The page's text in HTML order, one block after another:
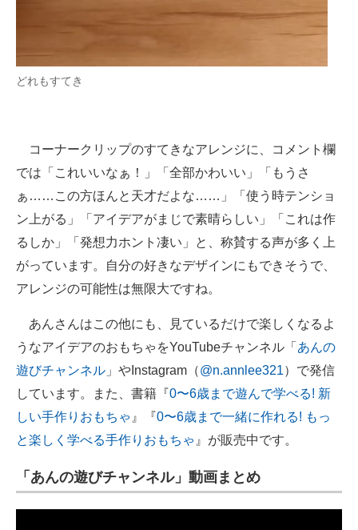
どれもすてき
コーナークリップのすてきなアレンジに、コメント欄
では「これいいなぁ！」「全部かわいい」「もうさ
ぁ……この方ほんと天才だよな……」「使う時テンショ
ン上がる」「アイデアがまじで素晴らしい」「これは作
るしか」「発想力ホント凄い」と、称賛する声が多く上
がっています。自分の好きなデザインにもできそうで、
アレンジの可能性は無限大ですね。
あんさんはこの他にも、見ているだけで楽しくなるよ
うなアイデアのおもちゃをYouTubeチャンネル「 あんの
遊びチャンネル 」やInstagram（@n.annlee321）で発信
しています。また、書籍『0〜6歳まで遊んで学べる! 新
しい手作りおもちゃ 』『0〜6歳まで一緒に作れる! もっ
と楽しく学べる手作りおもちゃ 』が販売中です。
「あんの遊びチャンネル」動画まとめ